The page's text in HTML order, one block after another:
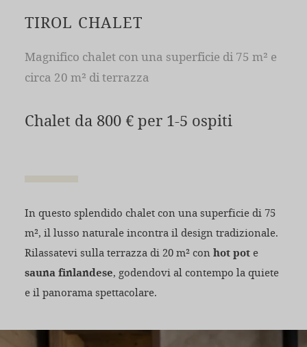
TIROL CHALET
Magnifico chalet con una superficie di 75 m² e
circa 20 m² di terrazza
Chalet da 800 € per 1-5 ospiti
In questo splendido chalet con una superficie di 75
m², il lusso naturale incontra il design tradizionale.
Rilassatevi sulla terrazza di 20 m² con hot pot e
sauna finlandese, godendovi al contempo la quiete
e il panorama spettacolare.